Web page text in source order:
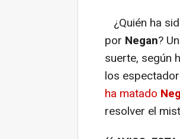
¿Quién ha
por Negan?
suerte, según
los
ha matado
resolver el